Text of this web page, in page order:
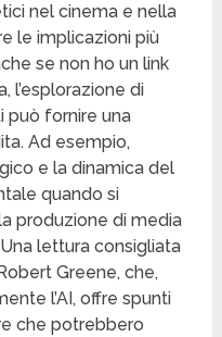
nel cinema e nella
le implicazioni più
se non ho un link
l’esplorazione di
può fornire una
Ad esempio,
e la dinamica del
quando si
produzione di media
lettura consigliata
Greene, che,
l’AI, offre spunti
che potrebbero